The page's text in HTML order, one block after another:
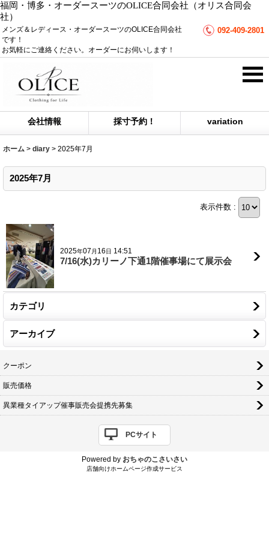
福岡・博多・オーダースーツのOLICE合同会社（オリス合同会
社）
メンズ＆レディース・オーダースーツのOLICE合同会社
です！
お気軽にご連絡ください。オーダーにお伺いします！
092-409-2801
会社情報 採寸予約！ variation
ホーム > diary > 2025年7月
2025年7月
表示件数 :
2025年07 月 16日 14:51
7/16(水)カリーノ下通1階催事場にて展示会
カテゴリ
アーカイブ
クーポン
販売価格
異業種タイアップ催事販売会提携先募集
PCサイト
Powered by おちゃのこさいさい
店舗向けホームページ作成サービス